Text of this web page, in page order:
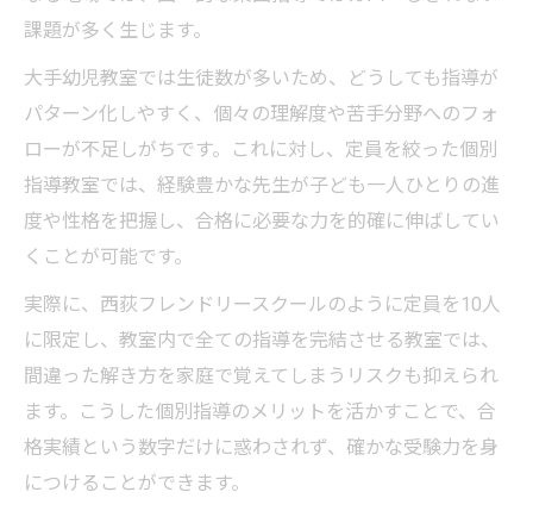
課題が多く生じます。
大手幼児教室では生徒数が多いため、どうしても指導が
パターン化しやすく、個々の理解度や苦手分野へのフォ
ローが不足しがちです。これに対し、定員を絞った個別
指導教室では、経験豊かな先生が子ども一人ひとりの進
度や性格を把握し、合格に必要な力を的確に伸ばしてい
くことが可能です。
実際に、西荻フレンドリースクールのように定員を10人
に限定し、教室内で全ての指導を完結させる教室では、
間違った解き方を家庭で覚えてしまうリスクも抑えられ
ます。こうした個別指導のメリットを活かすことで、合
格実績という数字だけに惑わされず、確かな受験力を身
につけることができます。